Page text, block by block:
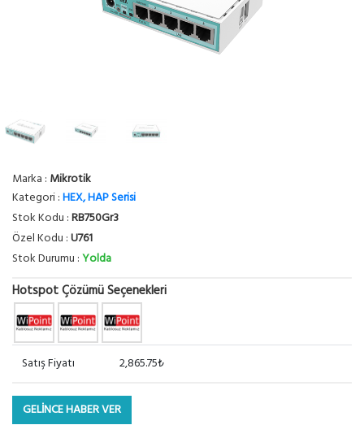
Marka : Mikrotik
Kategori :HEX, HAP Serisi
Stok Kodu :RB750Gr3
Özel Kodu :U761
Stok Durumu :Yolda
Hotspot Çözümü Seçenekleri
Satış Fiyatı 2,865.75₺
GELİNCE HABER VER